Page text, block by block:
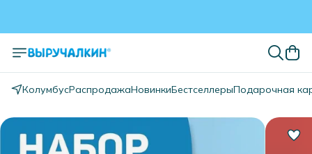
КолумбусРаспродажаНовинкиБестселлерыПодарочная